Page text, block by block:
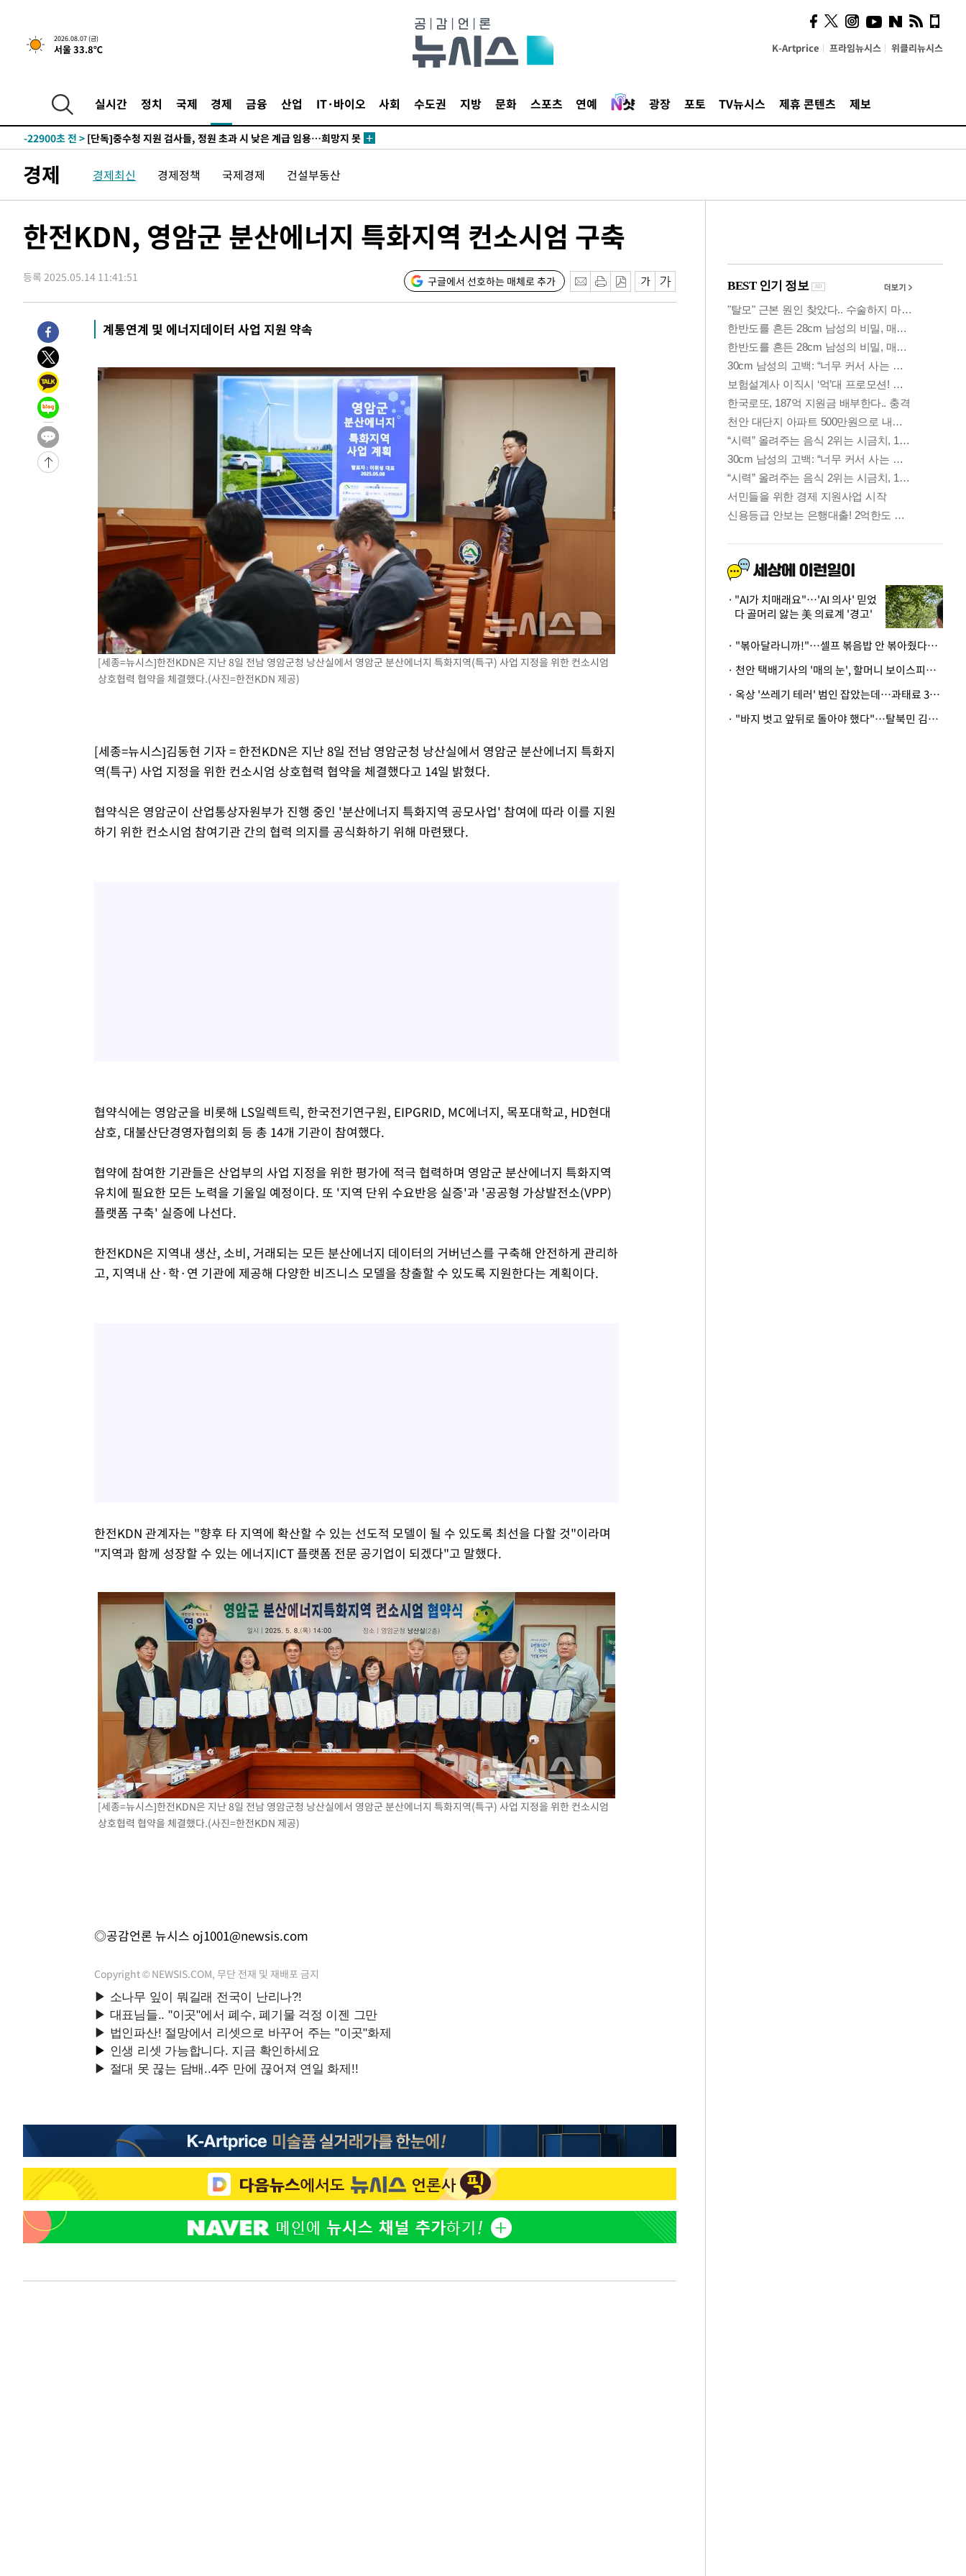
2026.08.07 (금)
서울 33.8℃ K-Artprice 프라임뉴시스 위클리뉴시스
실시간 정치 국제 경제 금융 산업 IT·바이오 사회 수도권 지방 문화 스포츠 연예 광장 포토 TV뉴시스 제휴 콘텐츠 제보
24분 전 >[속보]종합특검, '관저이전 봐주기 감사' 유병호 구속기소
운드는 임시"
-22973초 전 >
"낮 기온 소폭 하락"…수도권 폭염중대경보, 폭염경보로 하향
-22937초 전 >
선포
-22900초 전 > [단독]중수청 지원 검사들, 정원 초과 시 낮은 계급 임용…희망지 못
-19177초 전 >
SK하이닉스, 용인·청주 팹에 54조 투자…"AI 메모리 수요 선제 대
-16033초 전 >여자배구 이재영·이다영 자매, 아제르바이잔 투란VC 입단
-15020초 전 >[속보]코스닥, 2.86포인트(0.36%) 내린 798.81마감
-14953초 전 >[속보]원·달러 환율, 7.7원 내린 1416.1원 마감
-14842초 전 >[속보] 노원서 40.1도 관측…서울, 2018년 이후 첫 40도
-11932초 전 >
[속보]종합특검, '계엄 수용공간 확보' 신용해 前교정본부장 기소
-10805초 전 >
외신들도 주목한 韓축구 파문…"국민적 공분에 수사 재개"
-10776초 전 >
-9798초 전 >
[속보]규제합리화위원회 부위원장에 김태유 서울대 공대 교수…이병
태 후임
-6156초 전 >
[속보]국힘 윤리위, '돌려차기 발언' 진종오·서범수 징계 절차 개시
-1481초 전 >
[속보] 7월 중국 수출 23.9%↑ 수입 27.5%↑…무역총액 25.3%↑
22분 전 >
[속보]'채상병 순직 책임' 임성근, 항소심도 징역 3년
24분 전 >
[속보]종합특검, '관저이전 봐주기 감사' 유병호 구속기소
이란, "오만과 '중앙 단일 루트' 합의…북쪽 인바운드·남쪽 아웃바
"낮 기온 소폭 하락"…수도권 폭염중대경보, 폭염경보로 하향
[속보]이 대통령, '호우피해' 안동·의성 관할 4개 면 특별재난지역
[단독]중수청 지원 검사들, 정원 초과 시 낮은 계급 임용…희망지 못
낮 최고 37도 찜통더위…곳곳 소나기·강원 많은 비[내일날씨]
SK하이닉스, 용인·청주 팹에 54조 투자…"AI 메모리 수요 선제 대
여자배구 이재영·이다영 자매, 아제르바이잔 투란VC 입단
외국인 심판 성 접대 7경기 들여다보니…한국 축구 '5승 2무'
[속보]코스닥, 2.86포인트(0.36%) 내린 798.81마감
[속보]코스피, 6200선 약보합…0.60% 내린 6258.77에 마쳐
[속보]원·달러 환율, 7.7원 내린 1416.1원 마감
11시간 압수수색에 성접대 파문까지…'쑥대밭' 된 축구협회
[속보]규제합리화위원회 부위원장에 김태유 서울대 공대 교수…이병
[속보]국힘 윤리위, '돌려차기 발언' 진종오·서범수 징계 절차 개시
[속보] 7월 중국 수출 23.9%↑ 수입 27.5%↑…무역총액 25.3%↑
[속보]'채상병 순직 책임' 임성근, 항소심도 징역 3년
경제 경제최신 경제정책 국제경제 건설부동산
한전KDN, 영암군 분산에너지 특화지역 컨소시엄 구축
등록 2025.05.14 11:41:51 구글에서 선호하는 매체로 추가
계통연계 및 에너지데이터 사업 지원 약속
[세종=뉴시스]한전KDN은 지난 8일 전남 영암군청 낭산실에서 영암군 분산에너지 특화지역(특구) 사업 지정을 위한 컨소시엄
상호협력 협약을 체결했다.(사진=한전KDN 제공)
[세종=뉴시스]김동현 기자 = 한전KDN은 지난 8일 전남 영암군청 낭산실에서 영암군 분산에너지 특화지
역(특구) 사업 지정을 위한 컨소시엄 상호협력 협약을 체결했다고 14일 밝혔다.
협약식은 영암군이 산업통상자원부가 진행 중인 '분산에너지 특화지역 공모사업' 참여에 따라 이를 지원
하기 위한 컨소시엄 참여기관 간의 협력 의지를 공식화하기 위해 마련됐다.
협약식에는 영암군을 비롯해 LS일렉트릭, 한국전기연구원, EIPGRID, MC에너지, 목포대학교, HD현대
삼호, 대불산단경영자협의회 등 총 14개 기관이 참여했다.
협약에 참여한 기관들은 산업부의 사업 지정을 위한 평가에 적극 협력하며 영암군 분산에너지 특화지역
유치에 필요한 모든 노력을 기울일 예정이다. 또 '지역 단위 수요반응 실증'과 '공공형 가상발전소(VPP)
플랫폼 구축' 실증에 나선다.
한전KDN은 지역내 생산, 소비, 거래되는 모든 분산에너지 데이터의 거버넌스를 구축해 안전하게 관리하
고, 지역내 산·학·연 기관에 제공해 다양한 비즈니스 모델을 창출할 수 있도록 지원한다는 계획이다.
한전KDN 관계자는 "향후 타 지역에 확산할 수 있는 선도적 모델이 될 수 있도록 최선을 다할 것"이라며
"지역과 함께 성장할 수 있는 에너지ICT 플랫폼 전문 공기업이 되겠다"고 말했다.
[세종=뉴시스]한전KDN은 지난 8일 전남 영암군청 낭산실에서 영암군 분산에너지 특화지역(특구) 사업 지정을 위한 컨소시엄
상호협력 협약을 체결했다.(사진=한전KDN 제공)
◎공감언론 뉴시스 oj1001@newsis.com
Copyright © NEWSIS.COM, 무단 전재 및 재배포 금지
시, 스마트폰 액세서리에
NFC 더했다
"AI가 치매래요"…'AI 의사' 믿었
다 골머리 앓는 美 의료계 '경고'
· "볶아달라니까!"…셀프 볶음밥 안 볶아줬다고 사장 폭행한 손님
· 천안 택배기사의 '매의 눈', 할머니 보이스피싱 피해 막아
· 옥상 '쓰레기 테러' 범인 잡았는데…과태료 3만원 처분에 숙박업주 허탈
· "바지 벗고 앞뒤로 돌아야 했다"…탈북민 김서아, 기쁨조 검사 수치심 회상